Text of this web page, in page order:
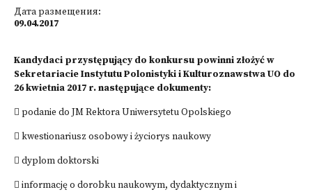
Дата размещения:
09.04.2017
Kandydaci przystępujący do konkursu powinni złożyć w
Sekretariacie Instytutu Polonistyki i Kulturoznawstwa UO do
26 kwietnia 2017 r. następujące dokumenty:
 podanie do JM Rektora Uniwersytetu Opolskiego
 kwestionariusz osobowy i życiorys naukowy
 dyplom doktorski
 informację o dorobku naukowym, dydaktycznym i